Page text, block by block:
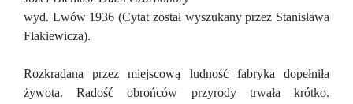
wyd. Lwów 1936 (Cytat został wyszukany przez Stanisława
Flakiewicza).
Rozkradana przez miejscową ludność fabryka dopełniła
żywota. Radość obrońców przyrody trwała krótko.